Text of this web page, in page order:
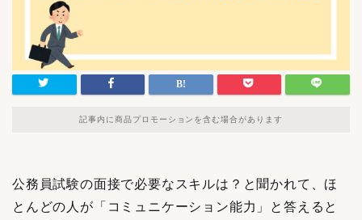
記事内に商品プロモーションを含む場合があります
公務員試験の面接で必要なスキルは？と聞かれて、ほ
とんどの人が「コミュニケーション能力」と答えると